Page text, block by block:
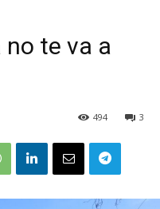
no te va a
3
494